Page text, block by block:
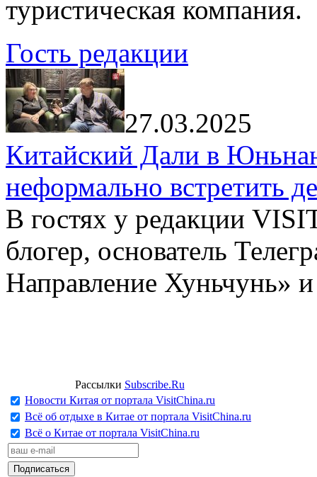
туристическая компания.
Гость редакции
27.03.2025
Китайский Дали в
неформально встретить
В гостях у редакции
блогер, основатель
Направление Хуньчунь»
Рассылки Subscribe.Ru
Новости Китая от портала VisitChina.ru
Всё об отдыхе в Китае от портала VisitChina.ru
Всё о Китае от портала VisitChina.ru